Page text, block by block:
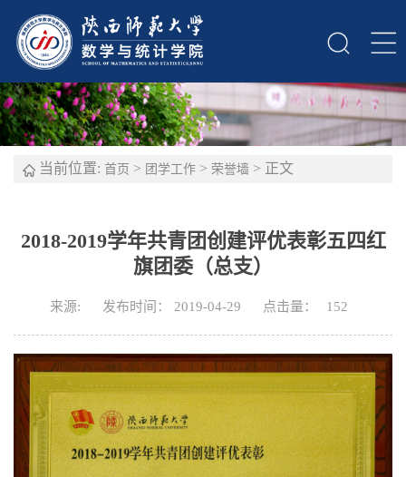
当前位置: 首页 > 团学工作 > 荣誉墙 > 正文
2018-2019学年共青团创建评优表彰五四红
旗团委（总支）
来源: 发布时间： 2019-04-29 点击量： 152